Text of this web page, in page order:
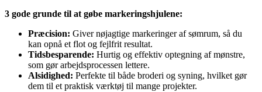
3 gode grunde til at gøbe markeringshjulene:
Præcision: Giver nøjagtige markeringer af sømrum, så du
kan opnå et flot og fejlfrit resultat.
Tidsbesparende: Hurtig og effektiv optegning af mønstre,
som gør arbejdsprocessen lettere.
Alsidighed: Perfekte til både broderi og syning, hvilket gør
dem til et praktisk værktøj til mange projekter.